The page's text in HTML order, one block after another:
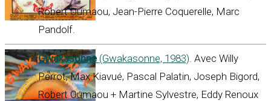
Robert Oumaou, Jean-Pierre Coquerelle, Marc
Pandolf.
Gwakasonne(Gwakasonne, 1983). Avec Willy
Perrot, Max Kiavué, Pascal Palatin, Joseph Bigord,
Robert Oumaou + Martine Sylvestre, Eddy Renoux